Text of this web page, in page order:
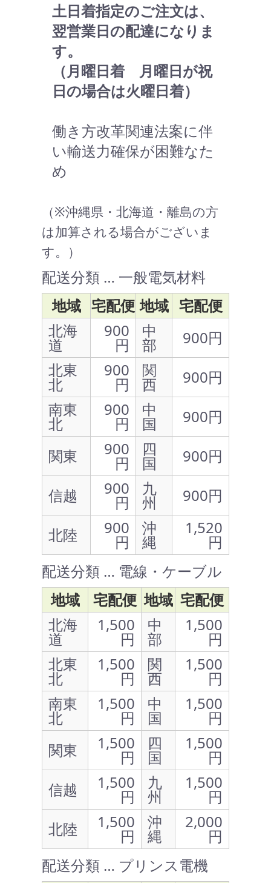
土日着指定のご注文は、
翌営業日の配達になりま
す。
（月曜日着 月曜日が祝
日の場合は火曜日着）
働き方改革関連法案に伴
い輸送力確保が困難なた
め
（※沖縄県・北海道・離島の方
は加算される場合がございま
す。）
配送分類 … 一般電気材料
地域 宅配便 地域 宅配便
北海
道
900
円
中
部
900円
北東
北
900
円
関
西
900円
南東
北
900
円
中
国
900円
関東
900
円
四
国
900円
信越
900
円
九
州
900円
北陸
900
円
沖
縄
1,520
円
配送分類 … 電線・ケーブル
地域
宅配便 地域 宅配便
北海
道
1,500
円
中
部
1,500
円
北東
北
1,500
円
関
西
1,500
円
南東
北
1,500
円
中
国
1,500
円
関東
1,500
円
四
国
1,500
円
信越
1,500
円
九
州
1,500
円
北陸
1,500
円
沖
縄
2,000
円
配送分類 … プリンス電機